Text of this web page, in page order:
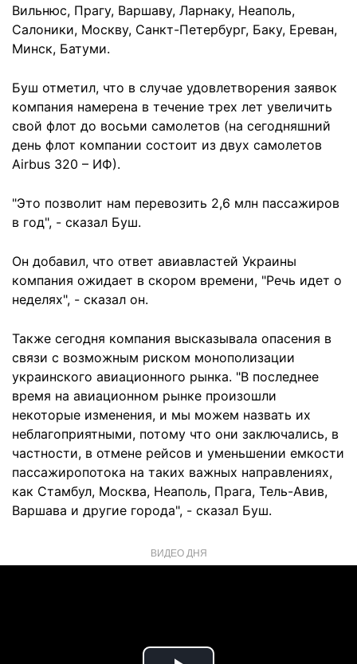
Вильнюс, Прагу, Варшаву, Ларнаку, Неаполь,
Салоники, Москву, Санкт-Петербург, Баку, Ереван,
Минск, Батуми.
Буш отметил, что в случае удовлетворения заявок
компания намерена в течение трех лет увеличить
свой флот до восьми самолетов (на сегодняшний
день флот компании состоит из двух самолетов
Airbus 320 – ИФ).
"Это позволит нам перевозить 2,6 млн пассажиров
в год", - сказал Буш.
Он добавил, что ответ авиавластей Украины
компания ожидает в скором времени, "Речь идет о
неделях", - сказал он.
Также сегодня компания высказывала опасения в
связи с возможным риском монополизации
украинского авиационного рынка. "В последнее
время на авиационном рынке произошли
некоторые изменения, и мы можем назвать их
неблагоприятными, потому что они заключались, в
частности, в отмене рейсов и уменьшении емкости
пассажиропотока на таких важных направлениях,
как Стамбул, Москва, Неаполь, Прага, Тель-Авив,
Варшава и другие города", - сказал Буш.
ВИДЕО ДНЯ